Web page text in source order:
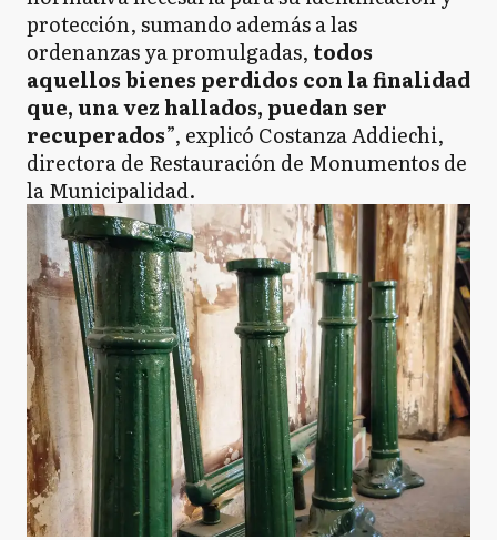
protección, sumando además a las
ordenanzas ya promulgadas, todos
aquellos bienes perdidos con la finalidad
que, una vez hallados, puedan ser
recuperados”, explicó Costanza Addiechi,
directora de Restauración de Monumentos de
la Municipalidad.